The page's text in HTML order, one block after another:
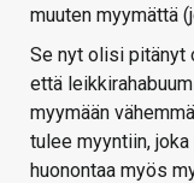
muuten myymättä
Se nyt olisi pitänyt
että
myymään
tulee myyntiin,
huonontaa myös